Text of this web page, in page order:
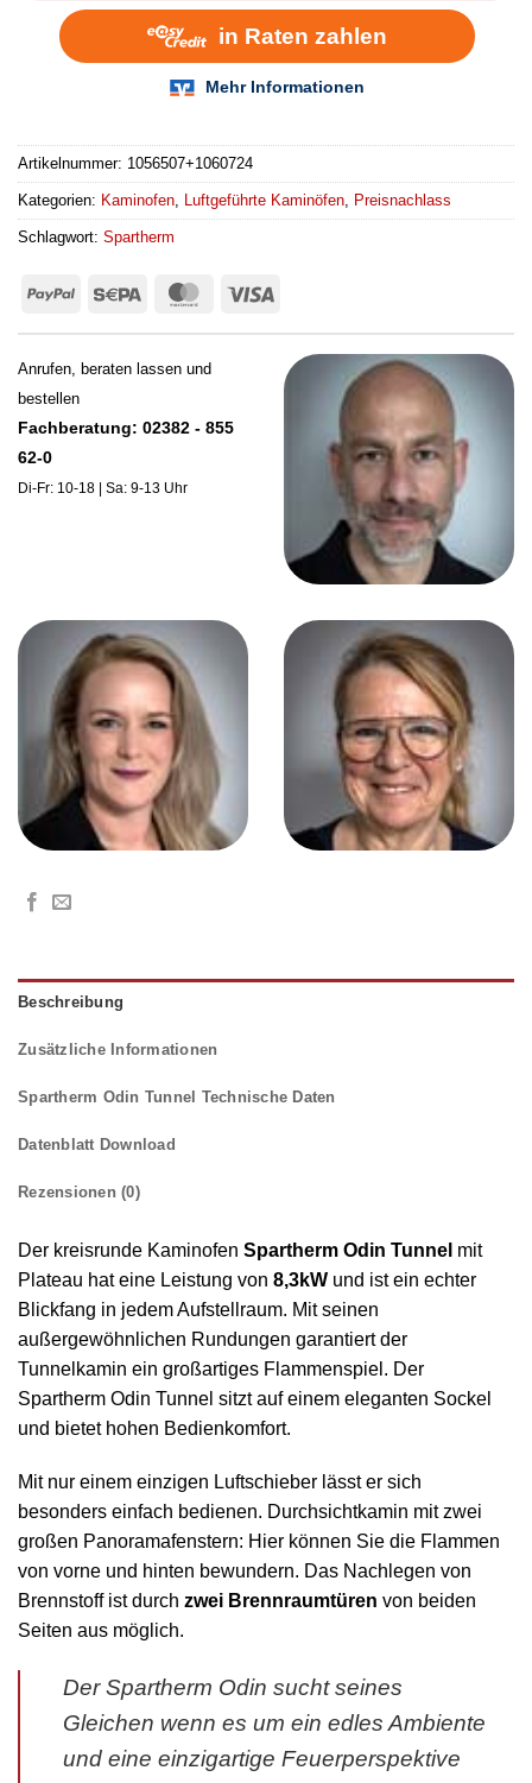
Artikelnummer: 1056507+1060724
Kategorien: Kaminofen, Luftgeführte Kaminöfen, Preisnachlass
Schlagwort: Spartherm
PayPal Sepa MasterCard
Anrufen, beraten lassen und
bestellen
Fachberatung: 02382 - 855
62-0
Di-Fr: 10-18 | Sa: 9-13 Uhr
Beschreibung
Zusätzliche Informationen
Spartherm Odin Tunnel Technische Daten
Datenblatt Download
Rezensionen (0)
Der kreisrunde Kaminofen Spartherm Odin Tunnel mit
Plateau hat eine Leistung von 8,3kW und ist ein echter
Blickfang in jedem Aufstellraum. Mit seinen
außergewöhnlichen Rundungen garantiert der
Tunnelkamin ein großartiges Flammenspiel. Der
Spartherm Odin Tunnel sitzt auf einem eleganten Sockel
und bietet hohen Bedienkomfort.
Mit nur einem einzigen Luftschieber lässt er sich
besonders einfach bedienen. Durchsichtkamin mit zwei
großen Panoramafenstern: Hier können Sie die Flammen
von vorne und hinten bewundern. Das Nachlegen von
Brennstoff ist durch zwei Brennraumtüren von beiden
Seiten aus möglich.
Der Spartherm Odin sucht seines
Gleichen wenn es um ein edles Ambiente
und eine einzigartige Feuerperspektive